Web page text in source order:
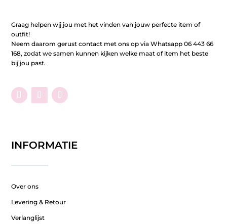
Graag helpen wij jou met het vinden van jouw perfecte item of
outfit!
Neem daarom gerust contact met ons op via Whatsapp 06 443 66
168, zodat we samen kunnen kijken welke maat of item het beste
bij jou past.
INFORMATIE
Over ons
Levering & Retour
Verlanglijst